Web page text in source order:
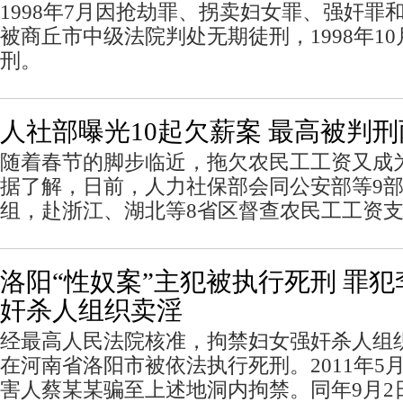
1998年7月因抢劫罪、拐卖妇女罪、强奸罪
被商丘市中级法院判处无期徒刑，1998年
刑。
人社部曝光10起欠薪案 最高被判
随着春节的脚步临近，拖欠农民工工资又成
据了解，日前，人力社保部会同公安部等9
组，赴浙江、湖北等8省区督查农民工工资
洛阳“性奴案”主犯被执行死刑 罪
奸杀人组织卖淫
经最高人民法院核准，拘禁妇女强奸杀人组
在河南省洛阳市被依法执行死刑。2011年5
害人蔡某某骗至上述地洞内拘禁。同年9月2